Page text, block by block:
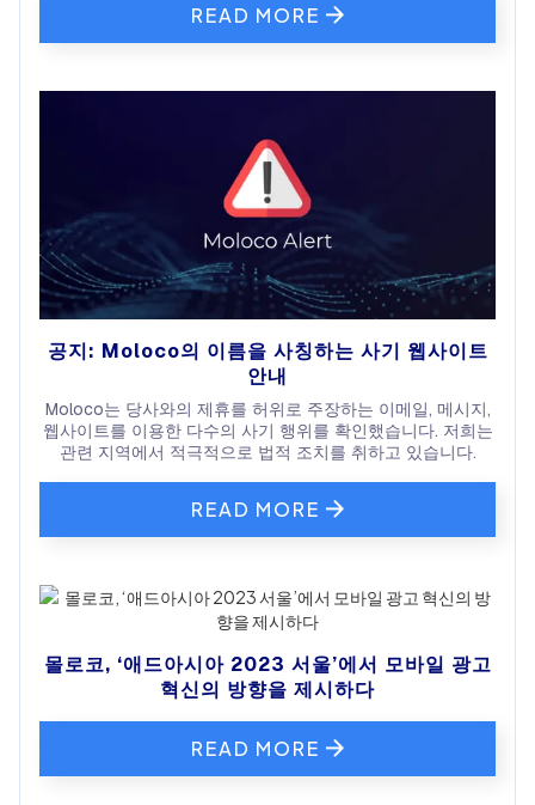
READ MORE
공지: Moloco의 이름을 사칭하는 사기 웹사이트
안내
Moloco는 당사와의 제휴를 허위로 주장하는 이메일, 메시지,
웹사이트를 이용한 다수의 사기 행위를 확인했습니다. 저희는
관련 지역에서 적극적으로 법적 조치를 취하고 있습니다.
READ MORE
몰로코, ‘애드아시아 2023 서울’에서 모바일 광고
혁신의 방향을 제시하다
READ MORE